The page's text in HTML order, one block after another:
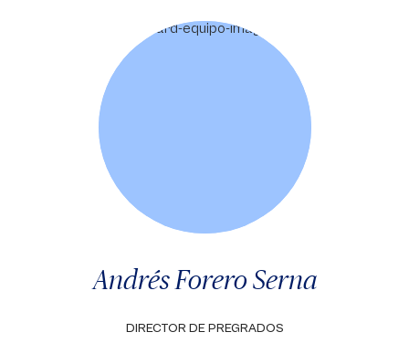
Andrés Forero Serna
DIRECTOR DE PREGRADOS